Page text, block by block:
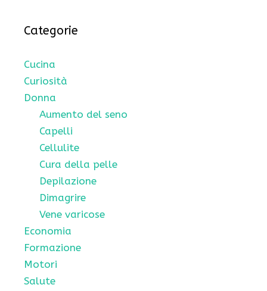
Categorie
Cucina
Curiosità
Donna
Aumento del seno
Capelli
Cellulite
Cura della pelle
Depilazione
Dimagrire
Vene varicose
Economia
Formazione
Motori
Salute